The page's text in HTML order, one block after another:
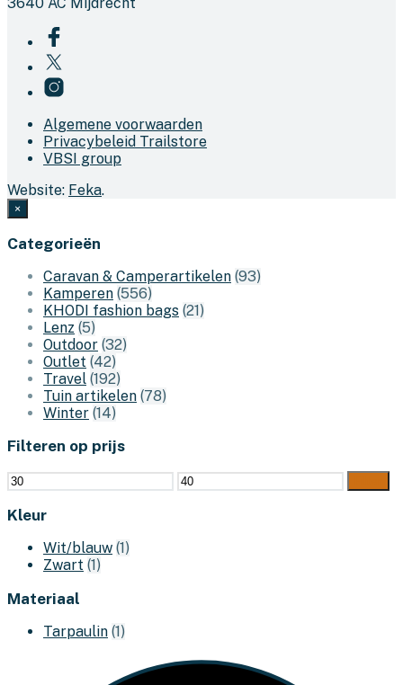
Algemene voorwaarden
Privacybeleid Trailstore
VBSI group
Website: Feka.
×
Categorieën
Caravan & Camperartikelen (93)
Kamperen (556)
KHODI fashion bags (21)
Lenz (5)
Outdoor (32)
Outlet (42)
Travel (192)
Tuin artikelen (78)
Winter (14)
Filteren op prijs
Min.
prijs
Max.
prijs
Kleur
Wit/blauw (1)
Zwart (1)
Materiaal
Tarpaulin (1)